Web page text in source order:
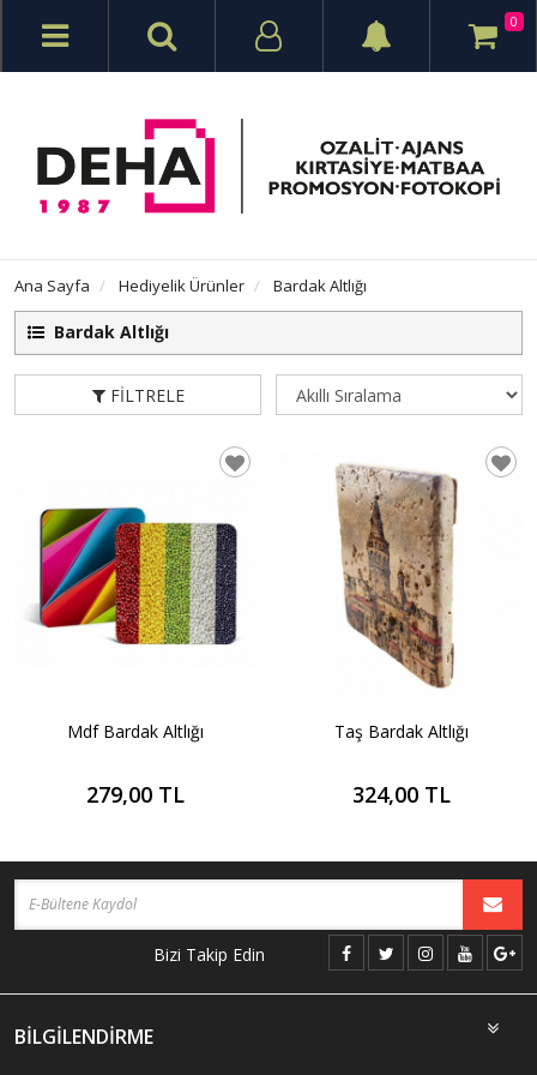
0
Ana Sayfa Hediyelik Ürünler Bardak Altlığı
Bardak Altlığı
FILTRELE
Mdf Bardak Altlığı
279,00 TL
Taş Bardak Altlığı
324,00 TL
Bizi Takip Edin
BİLGİLENDİRME